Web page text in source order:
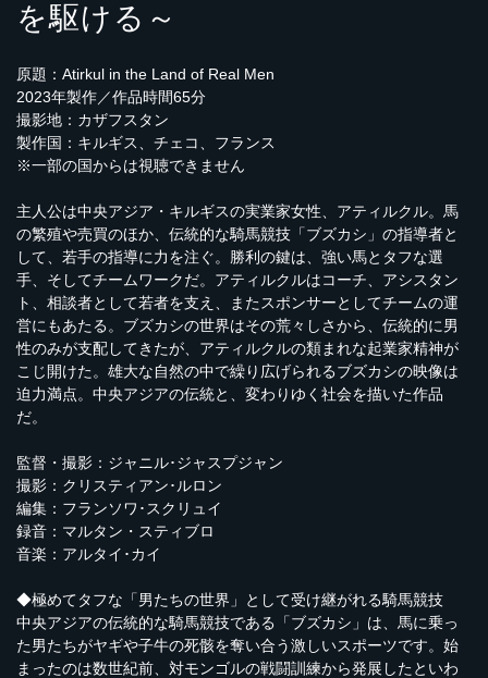
を駆ける～
原題：Atirkul in the Land of Real Men
2023年製作／作品時間65分
撮影地：カザフスタン
製作国：キルギス、チェコ、フランス
※一部の国からは視聴できません
主人公は中央アジア・キルギスの実業家女性、アティルクル。馬
の繁殖や売買のほか、伝統的な騎馬競技「ブズカシ」の指導者と
して、若手の指導に力を注ぐ。勝利の鍵は、強い馬とタフな選
手、そしてチームワークだ。アティルクルはコーチ、アシスタン
ト、相談者として若者を支え、またスポンサーとしてチームの運
営にもあたる。ブズカシの世界はその荒々しさから、伝統的に男
性のみが支配してきたが、アティルクルの類まれな起業家精神が
こじ開けた。雄大な自然の中で繰り広げられるブズカシの映像は
迫力満点。中央アジアの伝統と、変わりゆく社会を描いた作品
だ。
監督・撮影：ジャニル･ジャスプジャン
撮影：クリスティアン･ルロン
編集：フランソワ･スクリュイ
録音：マルタン・スティブロ
音楽：アルタイ･カイ
◆極めてタフな「男たちの世界」として受け継がれる騎馬競技
中央アジアの伝統的な騎馬競技である「ブズカシ」は、馬に乗っ
た男たちがヤギや子牛の死骸を奪い合う激しいスポーツです。始
まったのは数世紀前、対モンゴルの戦闘訓練から発展したといわ